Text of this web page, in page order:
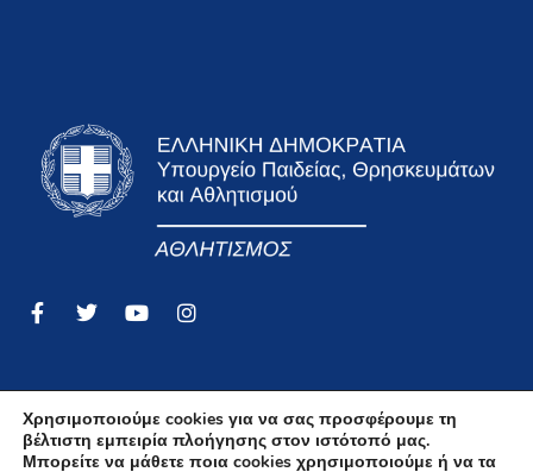
Όροι Χρήσης
Χρησιμοποιούμε cookies για να σας προσφέρουμε τη
βέλτιστη εμπειρία πλοήγησης στον ιστότοπό μας.
Μπορείτε να μάθετε ποια cookies χρησιμοποιούμε ή να τα